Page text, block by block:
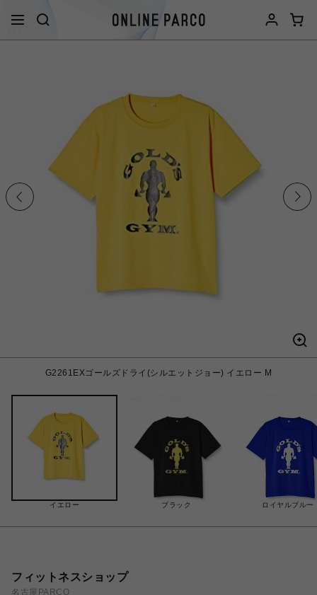
G2261EXゴールズドライ(シルエットジョー) イエロー M
イエロー ブラック ロイヤルブルー
フィットネスショップ
名古屋PARCO